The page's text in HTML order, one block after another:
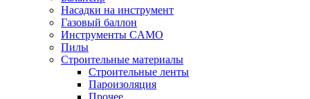
Насадки на инструмент
Газовый баллон
Инструменты CAMO
Пилы
Строительные материалы
Строительные ленты
Пароизоляция
Прочее